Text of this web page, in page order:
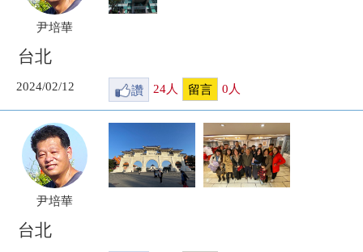
尹培華
台北
2024/02/12 讚 24人 留言 0 人
尹培華
台北